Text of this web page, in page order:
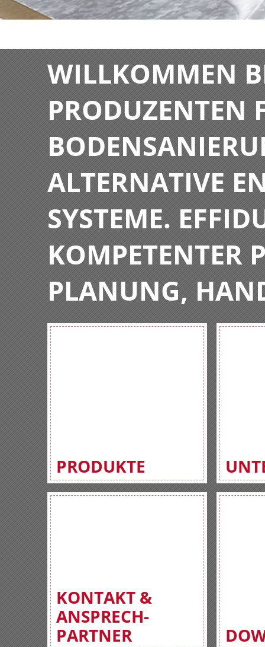
WILLKOMMEN
PRODUZENTEN
ALTERNATIVE
SYSTEME.
KOMPETENTER
PLANUNG,
PRODUKTE
KONTAKT &
ANSPRECH-
PARTNER